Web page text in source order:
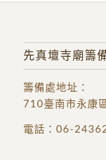
先真壇寺廟籌
籌備處地址 ：
710臺南市永康
電話： 06-